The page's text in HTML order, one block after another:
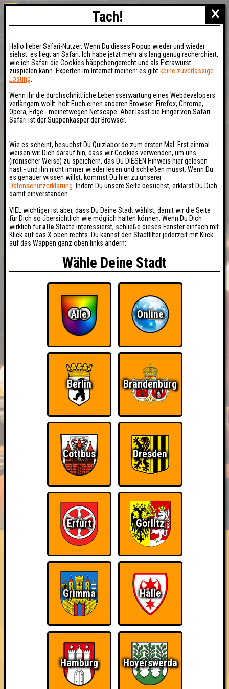
HIGHSCORE RESERVIERUNG
FAQ ÜBER UNS
The Last of Us
Belege den letzten Platz
~ Noch nicht erreicht ~
×
Tach!
Hallo lieber Safari-Nutzer. Wenn Du dieses Popup wieder und wieder
siehst: es liegt an Safari. Ich habe jetzt mehr als lang genug recherchiert,
wie ich Safari die Cookies häppchengerecht und als Extrawurst
zuspielen kann. Experten im Internet meinen: es gibt keine zuverlässige
Lösung
Wenn ihr die durchschnittliche Lebensserwartung eines Webdevelopers
verlängern wollt: holt Euch einen anderen Browser. Firefox, Chrome,
Opera, Edge - meinetwegen Netscape. Aber lasst die Finger von Safari.
Safari ist der Suppenkasper der Browser.
Wie es scheint, besuchst Du Quizlabor.de zum ersten Mal. Erst einmal
weisen wir Dich darauf hin, dass wir Cookies verwenden, um uns
(ironischer Weise) zu speichern, das Du DIESEN Hinweis hier gelesen
hast - und ihn nicht immer wieder lesen und schließen musst. Wenn Du
es genauer wissen willst, kommst Du hier zu unserer
Datenschutzerklärung . Indem Du unsere Seite besuchst, erklärst Du Dich
damit einverstanden.
VIEL wichtiger ist aber, dass Du Deine Stadt wählst, damit wir die Seite
für Dich so übersichtlich wie möglich halten können. Wenn Du Dich
wirklich füralle Städte interessierst, schließe dieses Fenster einfach mit
Klick auf das X oben rechts. Du kannst den Stadtfilter jederzeit mit Klick
auf das Wappen ganz oben links ändern:
Wähle Deine Stadt
Alle Online
Berlin Brandenburg
Cottbus Dresden
Erfurt Görlitz
Grimma Halle
Hamburg Hoyerswerda